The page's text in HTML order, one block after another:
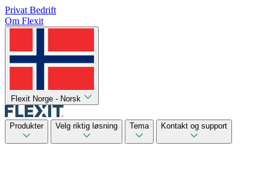
Privat Bedrift
Om Flexit
Flexit Norge - Norsk
Produkter Velg riktig løsning Tema Kontakt og support